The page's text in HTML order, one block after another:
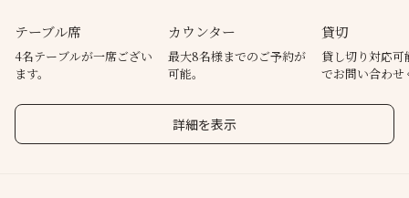
テーブル席
4名テーブルが一席ござい
ます。
カウンター
最大8名様までのご予約が
可能。
貸切
貸し切り対応可
でお問い合わせ
詳細を表示